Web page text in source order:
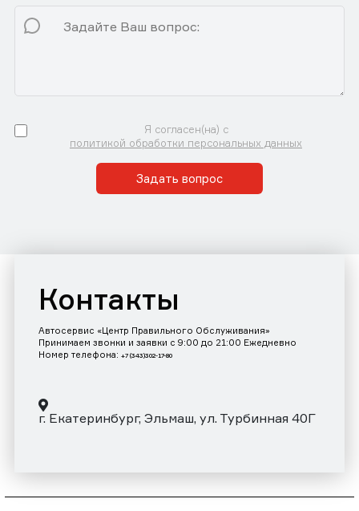
Я согласен(на) с
политикой обработки персональных данных
Задать вопрос
Контакты
Автосервис «Центр Правильного Обслуживания»
Принимаем звонки и заявки с 9:00 до 21:00 Ежедневно
Номер телефона: +7 (343)302-17-80
г. Екатеринбург, Эльмаш, ул. Турбинная 40Г